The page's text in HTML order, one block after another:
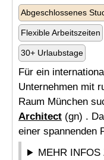
Abgeschlossenes
Flexible Arbeitszeiten
30+ Urlaubstage
Für ein
Unternehmen mit
Raum München
Architect (gn) .
einer spannenden
MEHR INFOS